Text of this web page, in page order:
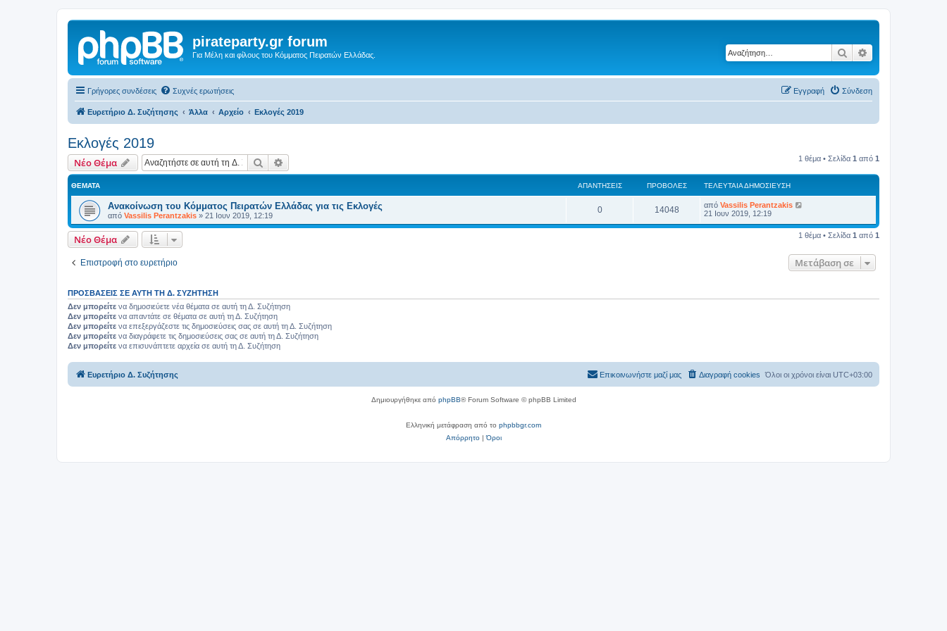
pirateparty.gr forum
Για Μέλη και φίλους του Κόμματος Πειρατών Ελλάδας. Αναζήτηση
Γρήγορες συνδέσεις Συχνές ερωτήσεις Σύνδεση
Εγγραφή
Ευρετήριο Δ. Συζήτησης Άλλα Αρχείο Εκλογές 2019
Εκλογές 2019
Νέο Θέμα Αναζήτηση 1 θέμα • Σελίδα 1 από 1
ΘΈΜΑΤΑ ΑΠΑΝΤΉΣΕΙΣ ΠΡΟΒΟΛΈΣ ΤΕΛΕΥΤΑΊΑ ΔΗΜΟΣΊΕΥΣΗ
Ανακοίνωση του Κόμματος Πειρατών Ελλάδας για τις Εκλογές
από Vassilis Perantzakis » 21 Ιουν 2019, 12:19
0 14048 από Vassilis Perantzakis
21 Ιουν 2019, 12:19
Νέο Θέμα 1 θέμα • Σελίδα 1 από 1
Επιστροφή στο ευρετήριο Μετάβαση σε
ΠΡΟΣΒΆΣΕΙΣ ΣΕ ΑΥΤΉ ΤΗ Δ. ΣΥΖΉΤΗΣΗ
Δεν μπορείτε να δημοσιεύετε νέα θέματα σε αυτή τη Δ. Συζήτηση
Δεν μπορείτε να απαντάτε σε θέματα σε αυτή τη Δ. Συζήτηση
Δεν μπορείτε να επεξεργάζεστε τις δημοσιεύσεις σας σε αυτή τη Δ. Συζήτηση
Δεν μπορείτε να διαγράφετε τις δημοσιεύσεις σας σε αυτή τη Δ. Συζήτηση
Δεν μπορείτε να επισυνάπτετε αρχεία σε αυτή τη Δ. Συζήτηση
Ευρετήριο Δ. Συζήτησης Όλοι οι χρόνοι είναι UTC+03:00
Διαγραφή cookies
Επικοινωνήστε μαζί μας
Δημιουργήθηκε από phpBB® Forum Software © phpBB Limited
Ελληνική μετάφραση από το phpbbgr.com
Απόρρητο|Όροι